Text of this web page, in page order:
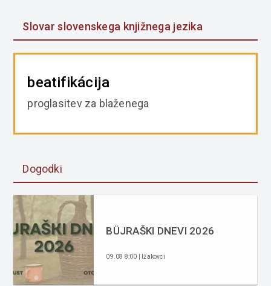
Slovar slovenskega knjižnega jezika
beatifikácija
proglasitev za blaženega
Dogodki
BÜJRAŠKI DNEVI 2026
09.08 8:00 | Ižakovci